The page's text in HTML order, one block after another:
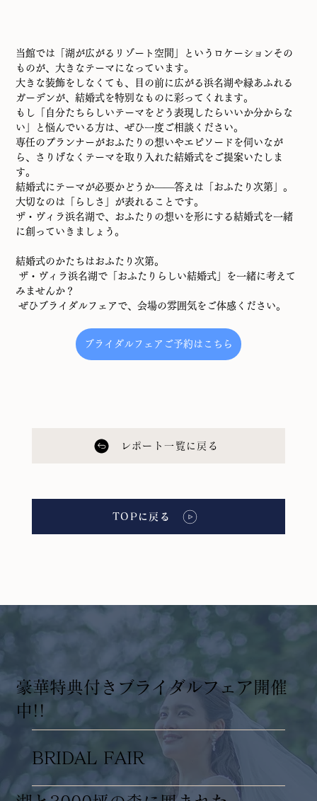
TOPに戻る
レポート一覧に戻る
当館では「湖が広がるリゾート空間」というロケーションその
ものが、大きなテーマになっています。
大きな装飾をしなくても、目の前に広がる浜名湖や緑あふれる
ガーデンが、結婚式を特別なものに彩ってくれます。
もし「自分たちらしいテーマをどう表現したらいいか分からな
い」と悩んでいる方は、ぜひ一度ご相談ください。
専任のプランナーがおふたりの想いやエピソードを伺いなが
ら、さりげなくテーマを取り入れた結婚式をご提案いたしま
す。
結婚式にテーマが必要かどうか――答えは「おふたり次第」。
大切なのは「らしさ」が表れることです。
ザ・ヴィラ浜名湖で、おふたりの想いを形にする結婚式を一緒
に創っていきましょう。
結婚式のかたちはおふたり次第。
みませんか？
ぜひブライダルフェアで、会場の雰囲気をご体感ください。
ブライダルフェアご予約はこちら
​豪華特典付きブライダルフェア開催
中!!
BRIDAL FAIR